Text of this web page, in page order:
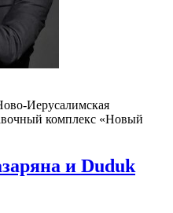
Иерусалимская
комплекс «Новый
и Duduk